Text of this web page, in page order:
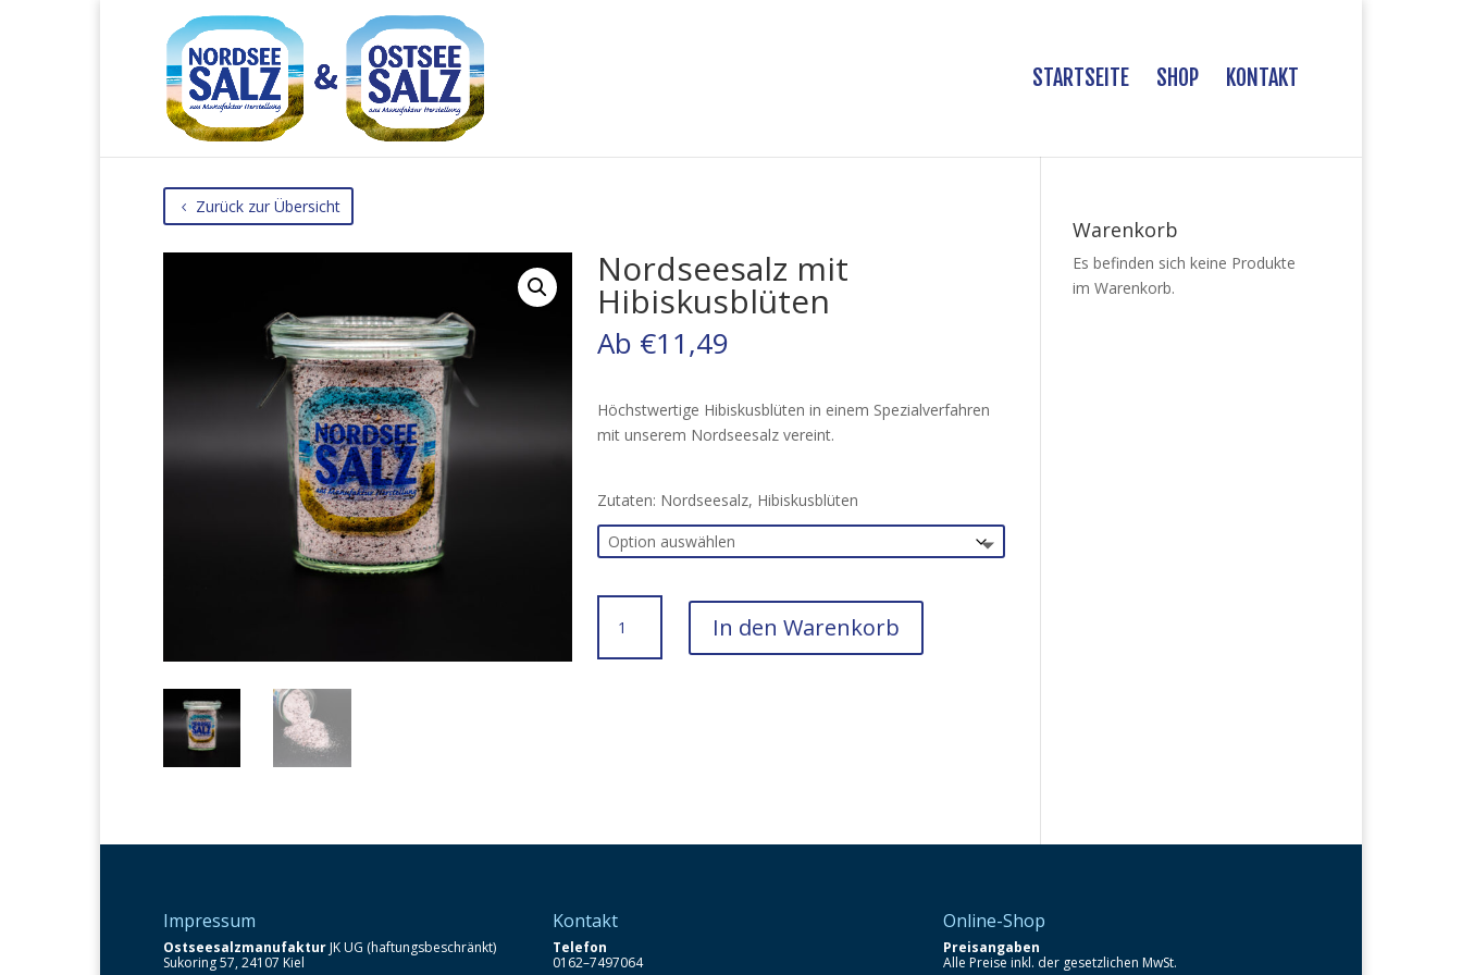
STARTSEITE SHOP KONTAKT
Zurück zur Übersicht
Nordseesalz mit
Hibiskusblüten
Ab €11,49
Höchstwertige Hibiskusblüten in einem Spezialverfahren
mit unserem Nordseesalz vereint.
Zutaten: Nordseesalz, Hibiskusblüten
mit
Hibiskusblüten
In den Warenkorb
Warenkorb
Es befinden sich keine Produkte
im Warenkorb.
Impressum
OstseesalzmanufakturJK UG (haftungsbeschränkt)
Sukoring 57, 24107 Kiel
Kontakt
Telefon
0162–7497064
Online-Shop
Preisangaben
Alle Preise inkl. der gesetzlichen MwSt.